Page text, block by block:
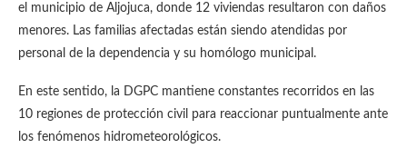
el municipio de Aljojuca, donde 12 viviendas resultaron con daños
menores. Las familias afectadas están siendo atendidas por
personal de la dependencia y su homólogo municipal.
En este sentido, la DGPC mantiene constantes recorridos en las
10 regiones de protección civil para reaccionar puntualmente ante
los fenómenos hidrometeorológicos.